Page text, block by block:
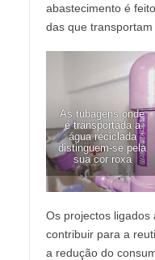
abastecimento é
das que transportam
As tubagens onde
é transportada a
água reciclada
distinguem-se pela
sua cor roxa
Os projectos ligados
contribuir para a
a redução do